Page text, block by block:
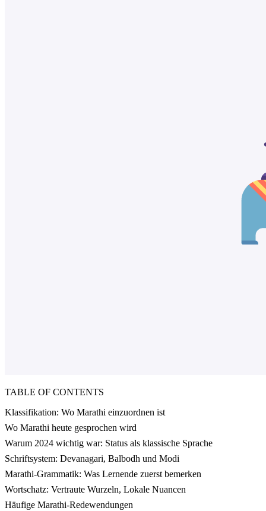
TABLE OF CONTENTS
Klassifikation: Wo Marathi einzuordnen ist
Wo Marathi heute gesprochen wird
Warum 2024 wichtig war: Status als klassische Sprache
Schriftsystem: Devanagari, Balbodh und Modi
Marathi-Grammatik: Was Lernende zuerst bemerken
Wortschatz: Vertraute Wurzeln, Lokale Nuancen
Häufige Marathi-Redewendungen